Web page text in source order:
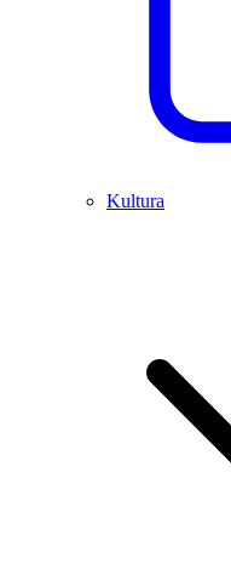
Kultura